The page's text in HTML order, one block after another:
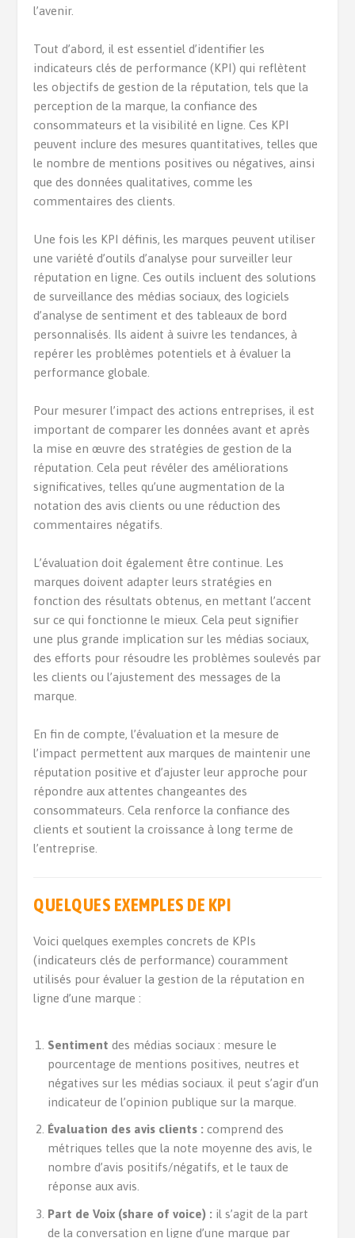
l’avenir.
Tout d’abord, il est essentiel d’identifier les
indicateurs clés de performance (KPI) qui reflètent
les objectifs de gestion de la réputation, tels que la
perception de la marque, la confiance des
consommateurs et la visibilité en ligne. Ces KPI
peuvent inclure des mesures quantitatives, telles que
le nombre de mentions positives ou négatives, ainsi
que des données qualitatives, comme les
commentaires des clients.
Une fois les KPI définis, les marques peuvent utiliser
une variété d’outils d’analyse pour surveiller leur
réputation en ligne. Ces outils incluent des solutions
de surveillance des médias sociaux, des logiciels
d’analyse de sentiment et des tableaux de bord
personnalisés. Ils aident à suivre les tendances, à
repérer les problèmes potentiels et à évaluer la
performance globale.
Pour mesurer l’impact des actions entreprises, il est
important de comparer les données avant et après
la mise en œuvre des stratégies de gestion de la
réputation. Cela peut révéler des améliorations
significatives, telles qu’une augmentation de la
notation des avis clients ou une réduction des
commentaires négatifs.
L’évaluation doit également être continue. Les
marques doivent adapter leurs stratégies en
fonction des résultats obtenus, en mettant l’accent
sur ce qui fonctionne le mieux. Cela peut signifier
une plus grande implication sur les médias sociaux,
des efforts pour résoudre les problèmes soulevés par
les clients ou l’ajustement des messages de la
marque.
En fin de compte, l’évaluation et la mesure de
l’impact permettent aux marques de maintenir une
réputation positive et d’ajuster leur approche pour
répondre aux attentes changeantes des
consommateurs. Cela renforce la confiance des
clients et soutient la croissance à long terme de
l’entreprise.
QUELQUES EXEMPLES DE KPI
Voici quelques exemples concrets de KPIs
(indicateurs clés de performance) couramment
utilisés pour évaluer la gestion de la réputation en
ligne d’une marque :
Sentiment des médias sociaux : mesure le
pourcentage de mentions positives, neutres et
négatives sur les médias sociaux. il peut s’agir d’un
indicateur de l’opinion publique sur la marque.
Évaluation des avis clients :comprend des
métriques telles que la note moyenne des avis, le
nombre d’avis positifs/négatifs, et le taux de
réponse aux avis.
Part de Voix (share of voice) :il s’agit de la part
de la conversation en ligne d’une marque par